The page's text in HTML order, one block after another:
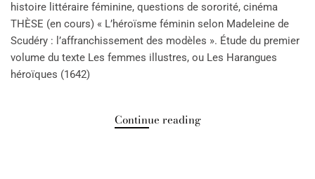
histoire littéraire féminine, questions de sororité, cinéma
THÈSE (en cours) « L’héroïsme féminin selon Madeleine de
Scudéry : l’affranchissement des modèles ». Étude du premier
volume du texte Les femmes illustres, ou Les Harangues
héroïques (1642)
Continue reading